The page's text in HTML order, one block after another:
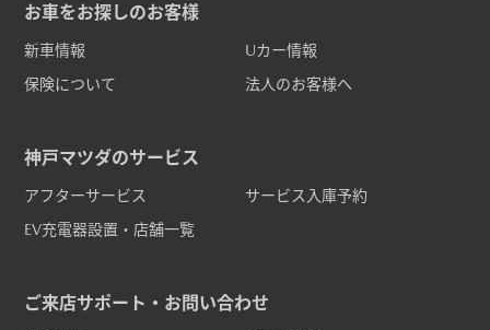
お車をお探しのお客様
新車情報
Uカー情報
保険について
法人のお客様へ
神戸マツダのサービス
アフターサービス
サービス入庫予約
EV充電器設置・店舗一覧
ご来店サポート・お問い合わせ